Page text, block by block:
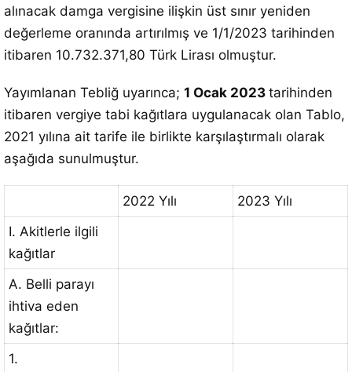
alınacak damga vergisine ilişkin üst sınır yeniden
değerleme oranında artırılmış ve 1/1/2023 tarihinden
itibaren 10.732.371,80 Türk Lirası olmuştur.
Yayımlanan Tebliğ uyarınca; 1 Ocak 2023 tarihinden
itibaren vergiye tabi kağıtlara uygulanacak olan Tablo,
2021 yılına ait tarife ile birlikte karşılaştırmalı olarak
aşağıda sunulmuştur.
2022 Yılı
2023 Yılı
I. Akitlerle ilgili
kağıtlar
A. Belli parayı
ihtiva eden
kağıtlar:
1.